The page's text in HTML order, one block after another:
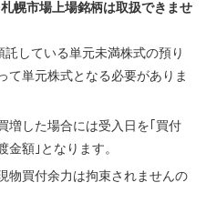
幌市場上場銘柄は取扱できませ
している単元未満株式の預り
て単元株式となる必要がありま
増した場合には受入日を｢買付
金額｣となります。
物買付余力は拘束されませんの